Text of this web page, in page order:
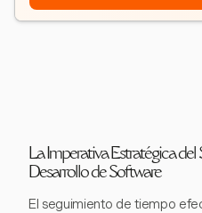
La Imperativa Estratégica
Desarrollo de Software
El seguimiento de tiempo